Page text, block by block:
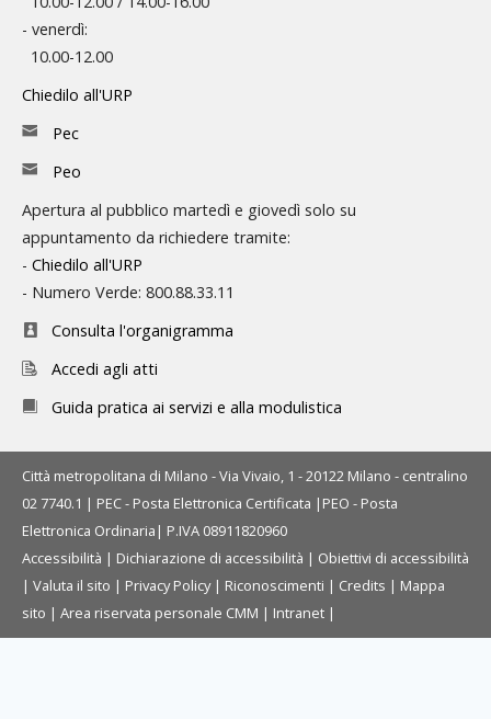
- venerdì:
10.00-12.00
Chiedilo all'URP
Pec
Peo
Apertura al pubblico martedì e giovedì solo su
appuntamento da richiedere tramite:
- Chiedilo all'URP
- Numero Verde: 800.88.33.11
Consulta l'organigramma
Accedi agli atti
Guida pratica ai servizi e alla modulistica
Città metropolitana di Milano - Via Vivaio, 1 - 20122 Milano - centralino
02 7740.1 | PEC - Posta Elettronica Certificata | PEO - Posta
Elettronica Ordinaria | P.IVA 08911820960
Accessibilità | Dichiarazione di accessibilità | Obiettivi di accessibilità
| Valuta il sito | Privacy Policy| Riconoscimenti | Credits | Mappa
sito | Area riservata personale CMM | Intranet |